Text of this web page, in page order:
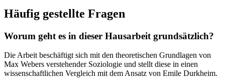
Häufig gestellte Fragen
Worum geht es in dieser Hausarbeit grundsätzlich?
Die Arbeit beschäftigt sich mit den theoretischen Grundlagen von
Max Webers verstehender Soziologie und stellt diese in einen
wissenschaftlichen Vergleich mit dem Ansatz von Emile Durkheim.